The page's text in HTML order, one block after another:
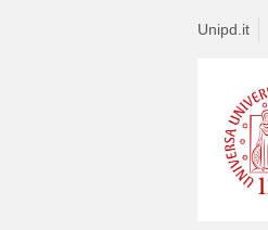
Unipd.it